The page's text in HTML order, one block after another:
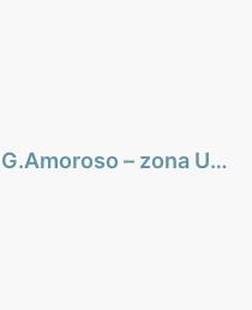
Camera in locazione – Via G.Amoroso – zona Università – Palermo